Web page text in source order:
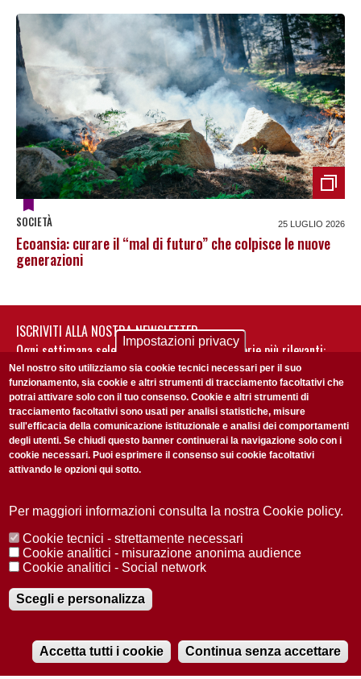
SOCIETÀ 25 LUGLIO 2026
Ecoansia: curare il “mal di futuro” che colpisce le nuove
generazioni
ISCRIVITI ALLA NOSTRA NEWSLETTER
Ogni settimana selezioniamo per te nostre storie più rilevanti:
non perderti gli aggiornamenti della nostra newsletter
Accetto laPrivacy Policy
Redazione Copyright Privacy
Area stampa
© 2025 Università di Padova
Registrazione presso il Tribunale di Padova n. 2097/2012 del 18 giugno
2012
Impostazioni privacy
Nel nostro sito utilizziamo sia cookie tecnici necessari per il suo
funzionamento, sia cookie e altri strumenti di tracciamento facoltativi che
potrai attivare solo con il tuo consenso. Cookie e altri strumenti di
tracciamento facoltativi sono usati per analisi statistiche, misure
sull'efficacia della comunicazione istituzionale e analisi dei comportamenti
degli utenti. Se chiudi questo banner continuerai la navigazione solo con i
cookie necessari. Puoi esprimere il consenso sui cookie facoltativi
attivando le opzioni qui sotto.
Per maggiori informazioni consulta la nostra Cookie policy.
Cookie tecnici - strettamente necessari
Cookie analitici - misurazione anonima audience
Cookie analitici - Social network
Scegli e personalizza
Accetta tutti i cookie Continua senza accettare